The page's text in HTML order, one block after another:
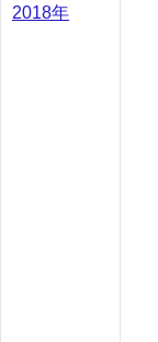
2018年